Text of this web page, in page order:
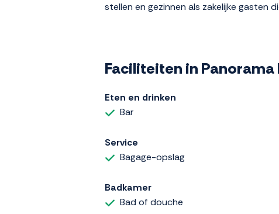
stellen en gezinnen als zakelijke gasten
Faciliteiten in Panorama
Eten en drinken
Bar
Service
Bagage-opslag
Badkamer
Bad of douche